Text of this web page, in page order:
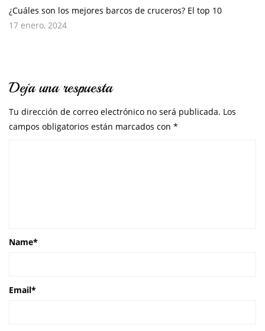
¿Cuáles son los mejores barcos de cruceros? El top 10
17 enero, 2024
Deja una respuesta
Tu dirección de correo electrónico no será publicada. Los
campos obligatorios están marcados con *
Name*
Email*